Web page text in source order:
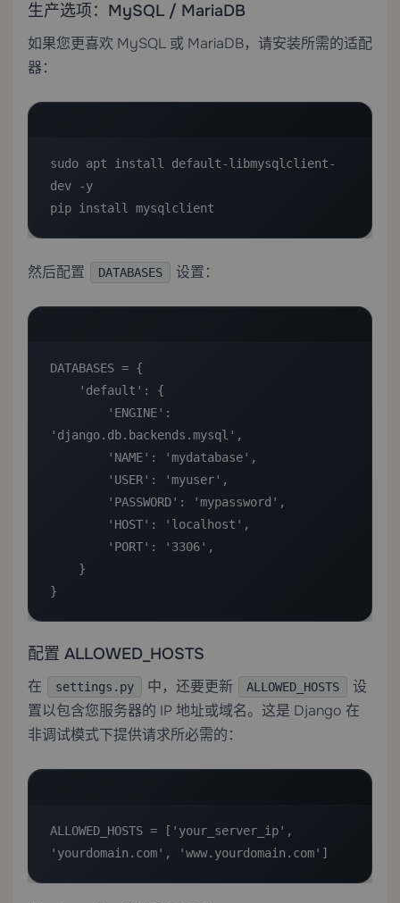
生产选项：MySQL / MariaDB
如果您更喜欢 MySQL 或 MariaDB，请安装所需的适配
器：
sudo apt install default-libmysqlclient-
dev -y
pip install mysqlclient
然后配置 DATABASES 设置：
DATABASES = {
'django.db.backends.mysql',
}
配置 ALLOWED_HOSTS
在 settings.py 中，还要更新 ALLOWED_HOSTS
设
置以包含您服务器的 IP 地址或域名。这是 Django 在
非调试模式下提供请求所必需的：
ALLOWED_HOSTS = ['your_server_ip',
'yourdomain.com', 'www.yourdomain.com']